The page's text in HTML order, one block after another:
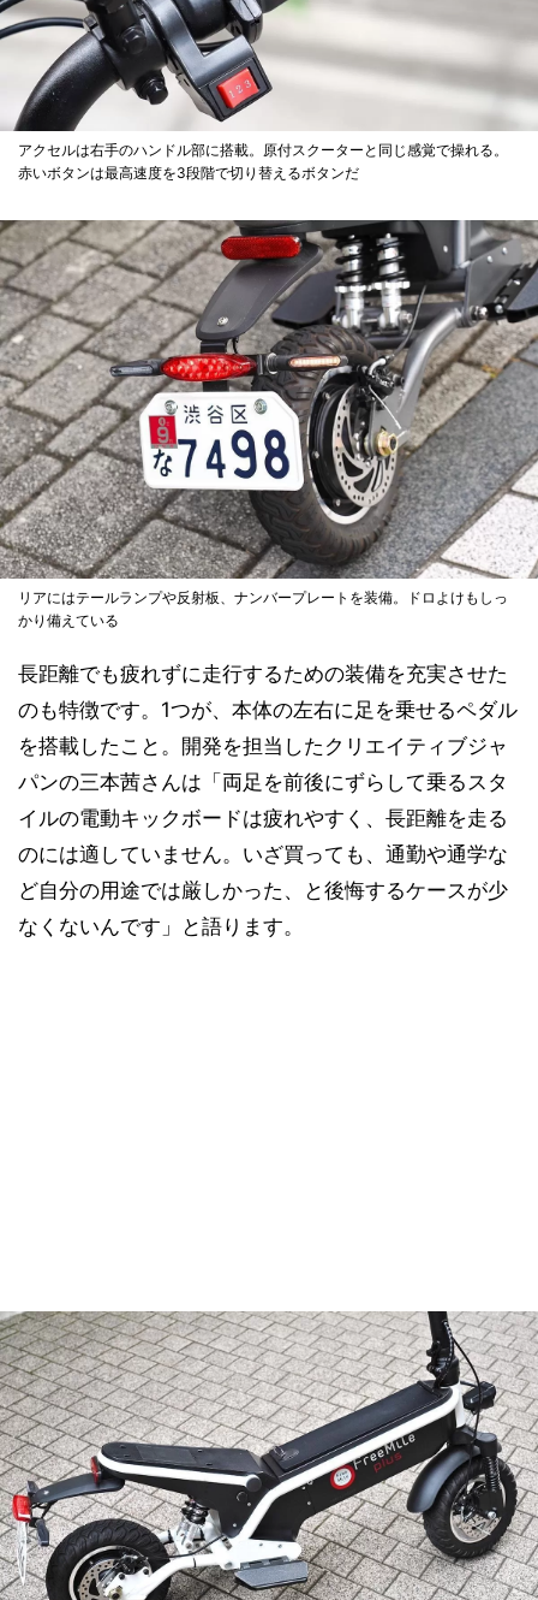
アクセルは右手のハンドル部に搭載。原付スクーターと同じ感覚で操れる。
赤いボタンは最高速度を3段階で切り替えるボタンだ
リアにはテールランプや反射板、ナンバープレートを装備。ドロよけもしっ
かり備えている
長距離でも疲れずに走行するための装備を充実させた
のも特徴です。1つが、本体の左右に足を乗せるペダル
を搭載したこと。開発を担当したクリエイティブジャ
パンの三本茜さんは「両足を前後にずらして乗るスタ
イルの電動キックボードは疲れやすく、長距離を走る
のには適していません。いざ買っても、通勤や通学な
ど自分の用途では厳しかった、と後悔するケースが少
なくないんです」と語ります。